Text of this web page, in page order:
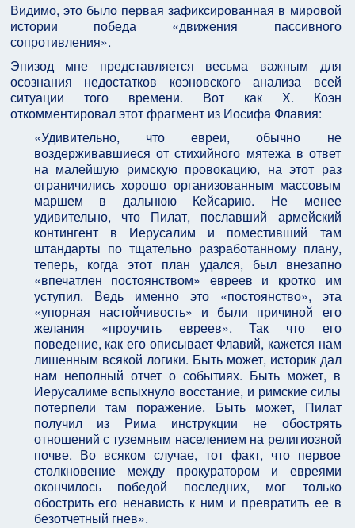
Видимо, это было первая зафиксированная в мировой
истории победа «движения пассивного
сопротивления».
Эпизод мне представляется весьма важным для
осознания недостатков коэновского анализа всей
ситуации того времени. Вот как Х. Коэн
откомментировал этот фрагмент из Иосифа Флавия:
«Удивительно, что евреи, обычно не
воздерживавшиеся от стихийного мятежа в ответ
на малейшую римскую провокацию, на этот раз
ограничились хорошо организованным массовым
маршем в дальнюю Кейсарию. Не менее
удивительно, что Пилат, пославший армейский
контингент в Иерусалим и поместивший там
штандарты по тщательно разработанному плану,
теперь, когда этот план удался, был внезапно
«впечатлен постоянством» евреев и кротко им
уступил. Ведь именно это «постоянство», эта
«упорная настойчивость» и были причиной его
желания «проучить евреев». Так что его
поведение, как его описывает Флавий, кажется нам
лишенным всякой логики. Быть может, историк дал
нам неполный отчет о событиях. Быть может, в
Иерусалиме вспыхнуло восстание, и римские силы
потерпели там поражение. Быть может, Пилат
получил из Рима инструкции не обострять
отношений с туземным населением на религиозной
почве. Во всяком случае, тот факт, что первое
столкновение между прокуратором и евреями
окончилось победой последних, мог только
обострить его ненависть к ним и превратить ее в
безотчетный гнев».